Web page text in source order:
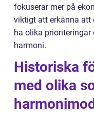
fokuserar mer på
viktigt att erkänna att
ha olika prioriteringar
harmoni.
Historiska
med olika